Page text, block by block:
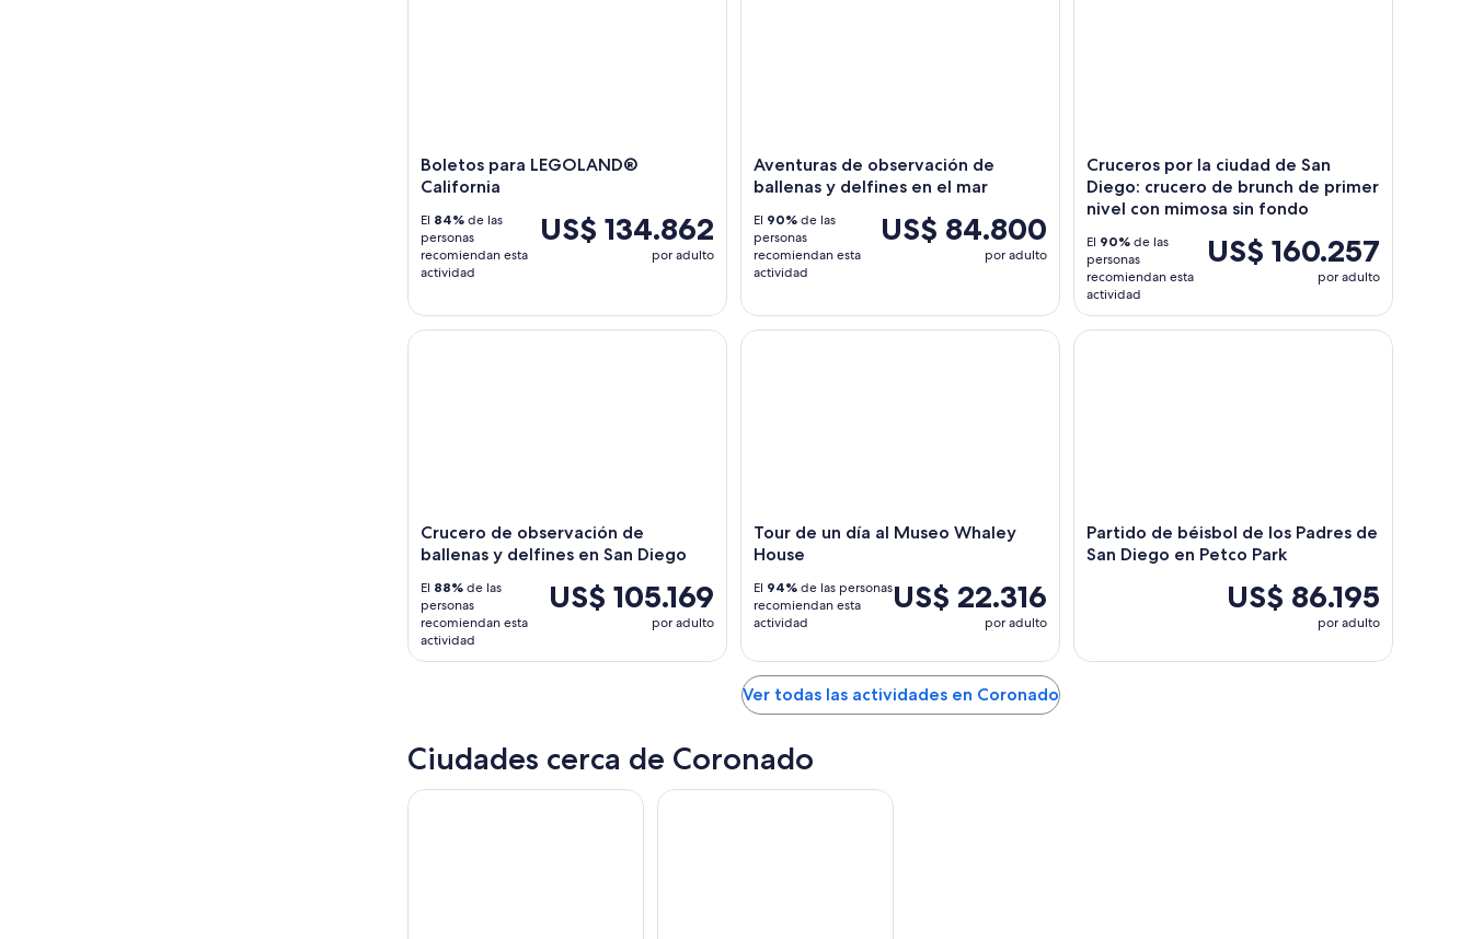
Boletos para LEGOLAND®
California
US$ 134.862
por adulto
El 84% de las
personas
recomiendan esta
actividad
Aventuras de observación de
ballenas y delfines en el mar
US$ 84.800
por adulto
El 90% de las
personas
recomiendan esta
actividad
Cruceros por la ciudad de San
Diego: crucero de brunch de primer
nivel con mimosa sin fondo
US$ 160.257
por adulto
El 90% de las
personas
recomiendan esta
actividad
Crucero de observación de
ballenas y delfines en San Diego
US$ 105.169
por adulto
El 88% de las
personas
recomiendan esta
actividad
Crucero de observación de ballenas y delfines en San Diego
Tour de un día al Museo Whaley
House
US$ 22.316
por adulto
El 94% de las personas
recomiendan esta
actividad
Tour de un día al Museo Whaley House
Partido de béisbol de los Padres de
San Diego en Petco Park
US$ 86.195
por adulto
Partido de béisbol de los Padres de San Diego en
Ver todas las actividades en Coronado
Ciudades cerca de Coronado